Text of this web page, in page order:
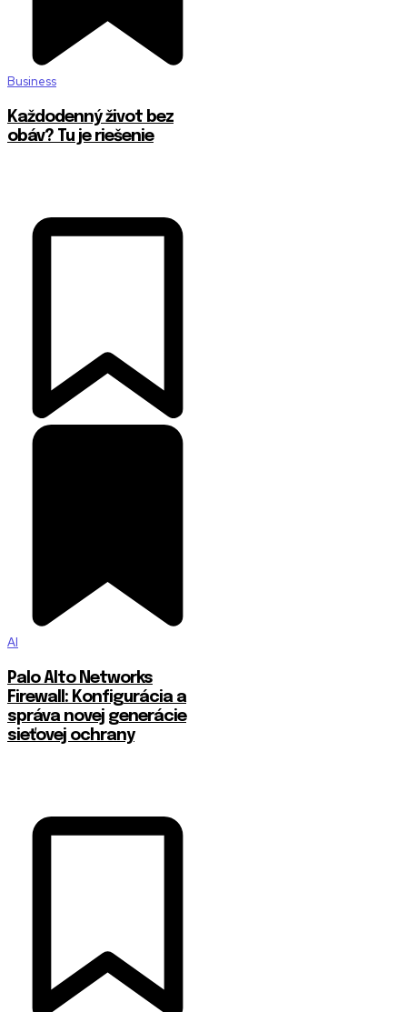
Business
Každodenný život bez
obáv? Tu je riešenie
AI
Palo Alto Networks
Firewall: Konfigurácia a
správa novej generácie
sieťovej ochrany